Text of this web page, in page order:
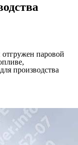
паровой
производства